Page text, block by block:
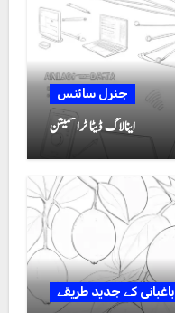
جنرل سائنس
اینالاگ ڈیٹا ٹرانسمیشن
باغبانی کے جدید طریقے